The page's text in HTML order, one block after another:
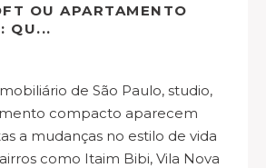
OU APARTAMENTO
QU...
de São Paulo, studio,
compacto aparecem
a mudanças no estilo de vida
como Itaim Bibi, Vila Nova